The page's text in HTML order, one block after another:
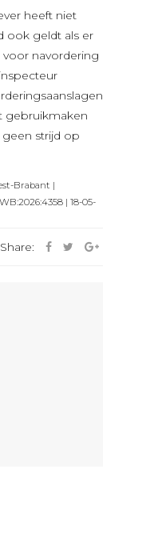
heeft niet
ook geldt als er
navordering
gebruikmaken
strijd op
Brabant |
| 18-05-
Share: